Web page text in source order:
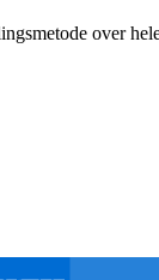
over